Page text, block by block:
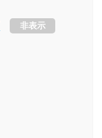
非表示